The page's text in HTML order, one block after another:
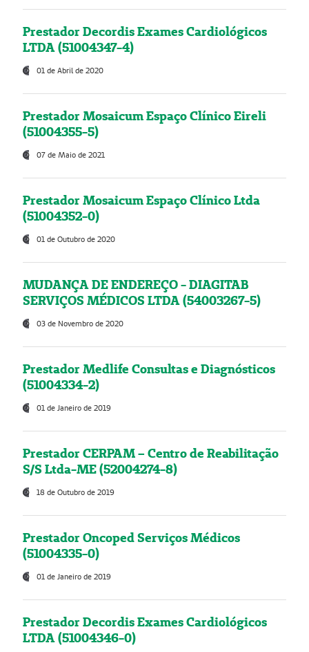
Prestador Decordis Exames Cardiológicos
LTDA (51004347-4)
01 de Abril de 2020
Prestador Mosaicum Espaço Clínico Eireli
(51004355-5)
07 de Maio de 2021
Prestador Mosaicum Espaço Clínico Ltda
(51004352-0)
01 de Outubro de 2020
MUDANÇA DE ENDEREÇO - DIAGITAB
SERVIÇOS MÉDICOS LTDA (54003267-5)
03 de Novembro de 2020
Prestador Medlife Consultas e Diagnósticos
(51004334-2)
01 de Janeiro de 2019
Prestador CERPAM – Centro de Reabilitação
S/S Ltda-ME (52004274-8)
18 de Outubro de 2019
Prestador Oncoped Serviços Médicos
(51004335-0)
01 de Janeiro de 2019
Prestador Decordis Exames Cardiológicos
LTDA (51004346-0)